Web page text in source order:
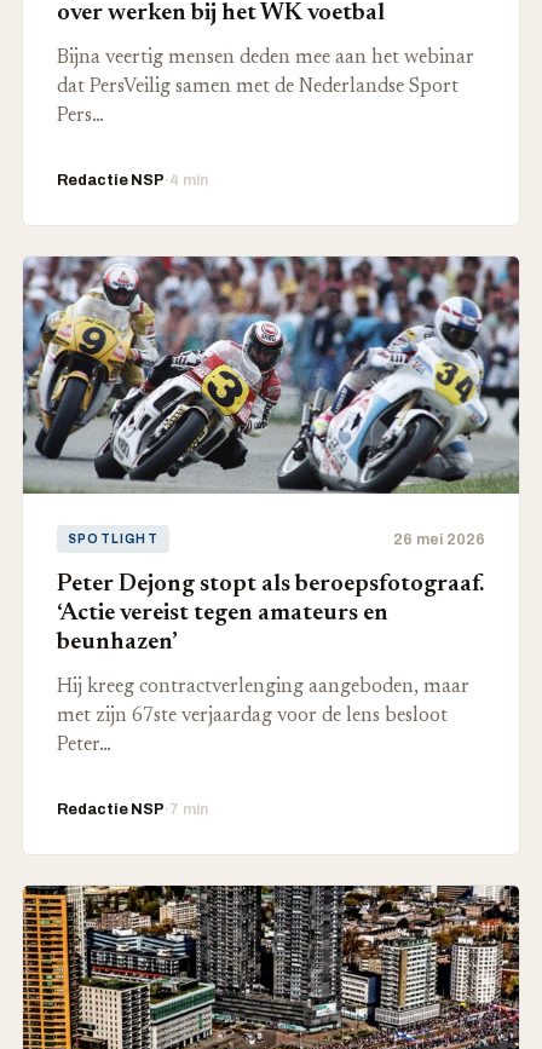
over werken bij het WK voetbal
Bijna veertig mensen deden mee aan het webinar
dat PersVeilig samen met de Nederlandse Sport
Pers…
Redactie NSP·4 min
SPOTLIGHT 26 mei 2026
Peter Dejong stopt als beroepsfotograaf.
‘Actie vereist tegen amateurs en
beunhazen’
Hij kreeg contractverlenging aangeboden, maar
met zijn 67ste verjaardag voor de lens besloot
Peter…
Redactie NSP·7 min